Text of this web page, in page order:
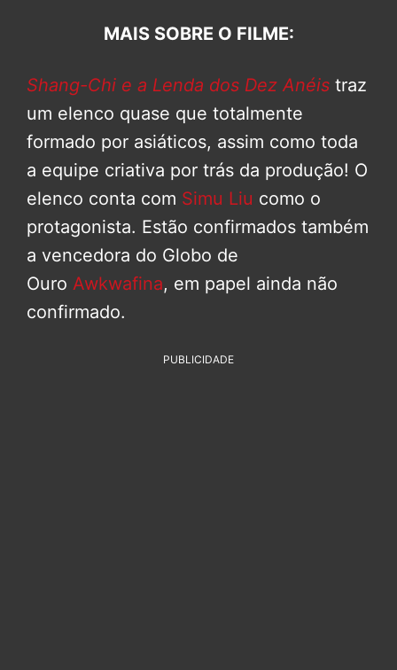
MAIS SOBRE O FILME:
Shang-Chi e a Lenda dos Dez Anéis traz
um elenco quase que totalmente
formado por asiáticos, assim como toda
a equipe criativa por trás da produção! O
elenco conta com Simu Liu como o
protagonista. Estão confirmados também
a vencedora do Globo de
Ouro Awkwafina, em papel ainda não
confirmado.
PUBLICIDADE